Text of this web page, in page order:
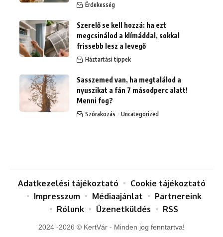
Érdekesség
Szerelő se kell hozzá: ha ezt
megcsinálod a klímáddal, sokkal
frissebb lesz a levegő
Háztartási tippek
Sasszemed van, ha megtalálod a
nyuszikat a fán 7 másodperc alatt!
Menni fog?
Szórakozás Uncategorized
2024 -2026 © KertVár - Minden jog fenntartva!
Adatkezelési tájékoztató
Cookie tájékoztató
Impresszum
Médiaajánlat
Partnereink
Rólunk
Üzenetküldés RSS